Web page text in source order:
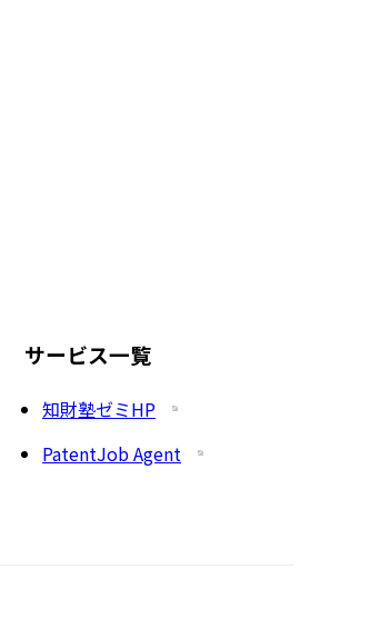
サービス一覧
知財塾ゼミHP
PatentJob Agent